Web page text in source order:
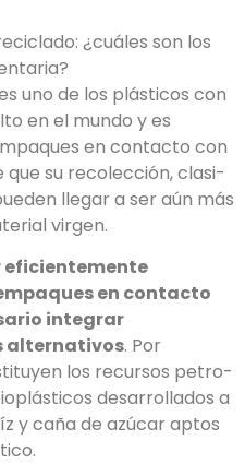
uno de los plásticos con
en el mundo y es
en contacto con
que su recolección, clasi­
llegar a ser aún más
virgen.
eficientemente
en contacto
integrar
alternativos. Por
los recursos petro­
desarrollados a
y caña de azúcar aptos